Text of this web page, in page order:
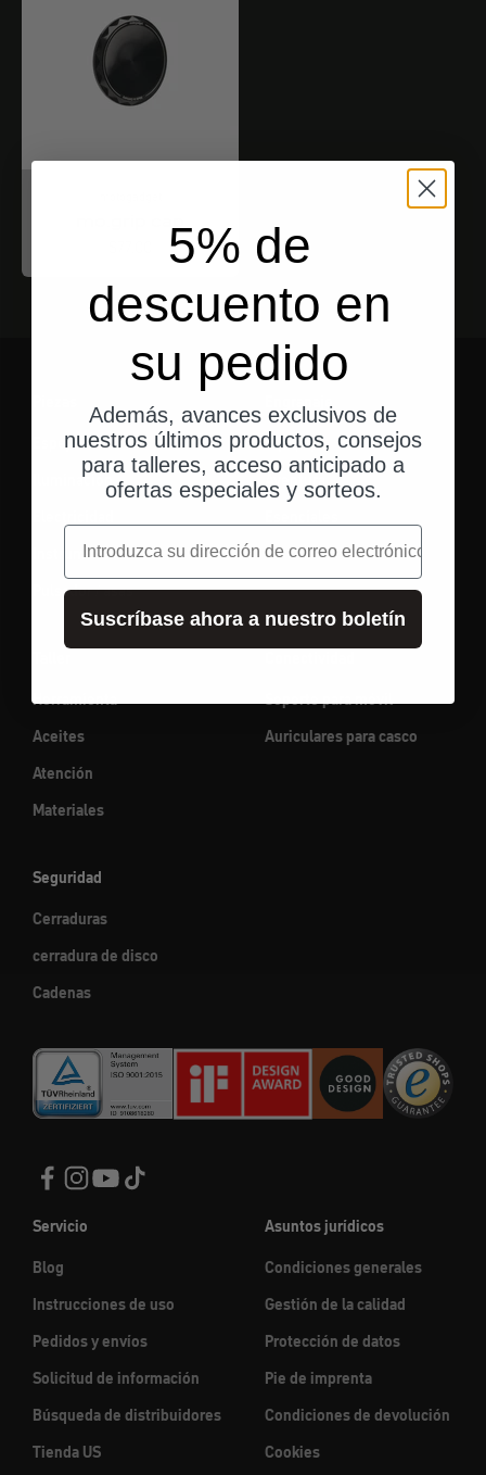
Espejo
Iluminación
Instrumentos
Pulsador / asas
Engranaje
Equipaje
Aventura
Herramienta
Aceites
Atención
Materiales
Soporte para móvil
Auriculares para casco
Seguridad
Cerraduras
cerradura de disco
Cadenas
Servicio
Blog
Instrucciones de uso
Pedidos y envíos
Solicitud de información
Búsqueda de distribuidores
Tienda US
Asuntos jurídicos
Condiciones generales
Gestión de la calidad
Protección de datos
Pie de imprenta
Condiciones de devolución
Cookies
5% de
descuento en
su pedido
Además, avances exclusivos de
nuestros últimos productos, consejos
para talleres, acceso anticipado a
ofertas especiales y sorteos.
correo electrónico
Suscríbase ahora a nuestro boletín